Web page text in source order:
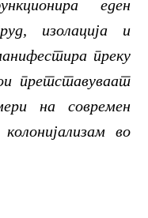
еден
изолација и
преку
претставуваат
на современ
во